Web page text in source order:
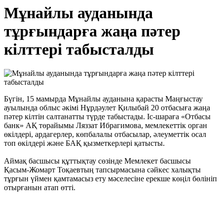
Мұнайлы ауданында
тұрғындарға жаңа пәтер
кілттері табысталды
Бүгін, 15 мамырда Мұнайлы ауданына қарасты Маңғыстау
ауылында облыс әкімі Нұрдәулет Қилыбай 20 отбасыға жаңа
пәтер кілтін салтанатты түрде табыстады. Іс-шараға «Отбасы
банк» АҚ төрайымы Ляззат Ибрагимова, мемлекеттік орган
өкілдері, ардагерлер, көпбалалы отбасылар, әлеуметтік осал
топ өкілдері және БАҚ қызметкерлері қатысты.
Аймақ басшысы құттықтау сөзінде Мемлекет басшысы
Қасым-Жомарт Тоқаевтың тапсырмасына сәйкес халықты
тұрғын үймен қамтамасыз ету мәселесіне ерекше көңіл бөлініп
отырғанын атап өтті.